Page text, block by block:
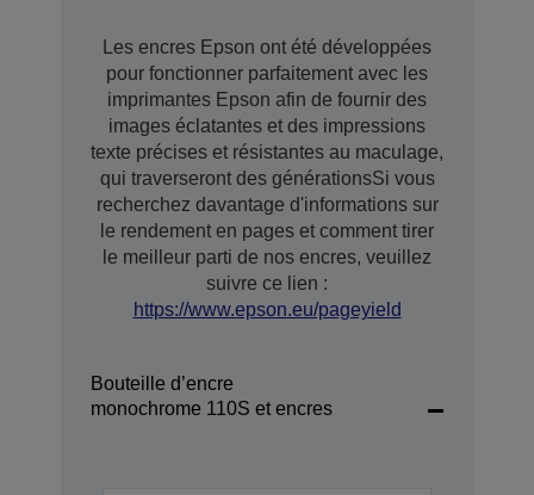
Les encres Epson ont été développées
pour fonctionner parfaitement avec les
imprimantes Epson afin de fournir des
images éclatantes et des impressions
texte précises et résistantes au maculage,
qui traverseront des générationsSi vous
recherchez davantage d'informations sur
le rendement en pages et comment tirer
le meilleur parti de nos encres, veuillez
suivre ce lien :
https://www.epson.eu/pageyield
Bouteille d’encre
monochrome 110S et encres